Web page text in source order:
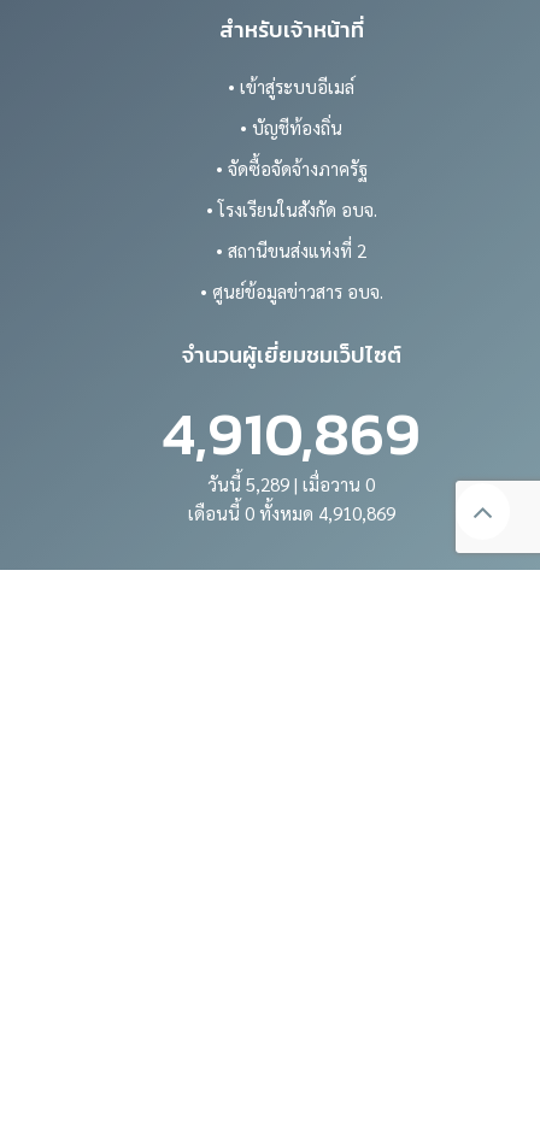
สำหรับเจ้าหน้าที่
• เข้าสู่ระบบอีเมล์
• บัญชีท้องถิ่น
• จัดซื้อจัดจ้างภาครัฐ
• โรงเรียนในสังกัด อบจ.
• สถานีขนส่งแห่งที่ 2
• ศูนย์ข้อมูลข่าวสาร อบจ.
จำนวนผู้เยี่ยมชมเว็ปไซต์
4,910,869
วันนี้ 5,289 | เมื่อวาน 0
เดือนนี้ 0 ทั้งหมด 4,910,869